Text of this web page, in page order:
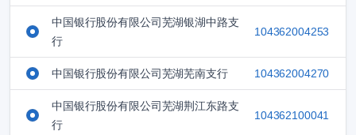
中国银行股份有限公司芜湖银湖中路支
行
104362004253
中国银行股份有限公司芜湖芜南支行 104362004270
中国银行股份有限公司芜湖荆江东路支
行
104362100041